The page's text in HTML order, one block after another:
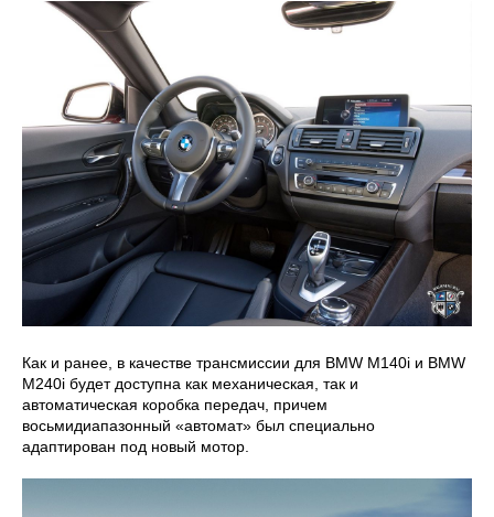
Как и ранее, в качестве трансмиссии для BMW M140i и BMW
M240i будет доступна как механическая, так и
автоматическая коробка передач, причем
восьмидиапазонный «автомат» был специально
адаптирован под новый мотор.